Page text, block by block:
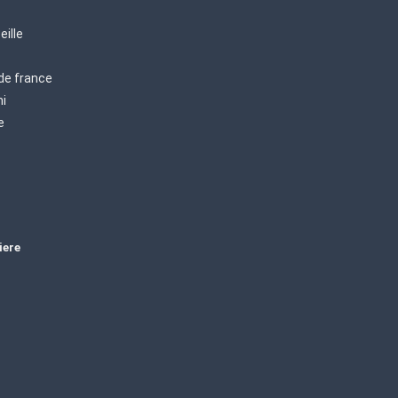
france